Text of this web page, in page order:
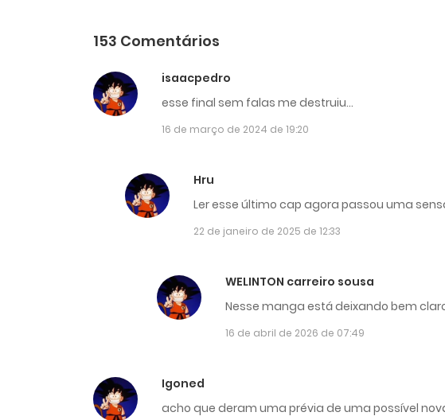
153 Comentários
isaacpedro
esse final sem falas me destruiu…
16 de março de 2024 de 19:20
Hru
Ler esse último cap agora passou uma
22 de janeiro de 2025 de 12:33
WELINTON carreiro sousa
Nesse manga está deixando bem
16 de abril de 2026 de 07:49
Igoned
acho que deram uma prévia de uma possível